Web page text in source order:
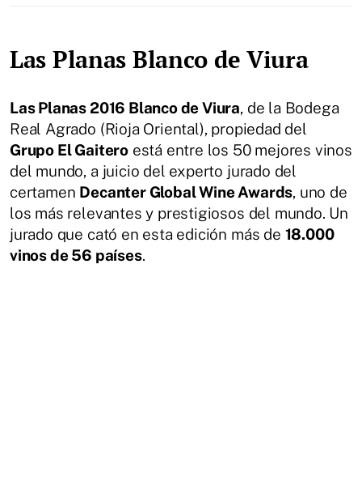
Las Planas Blanco de Viura
Las Planas 2016 Blanco de Viura, de la Bodega
Real Agrado (Rioja Oriental), propiedad del
Grupo El Gaiteroestá entre los 50 mejores vinos
del mundo, a juicio del experto jurado del
certamen Decanter Global Wine Awards, uno de
los más relevantes y prestigiosos del mundo. Un
jurado que cató en esta edición más de 18.000
vinos de 56 países.